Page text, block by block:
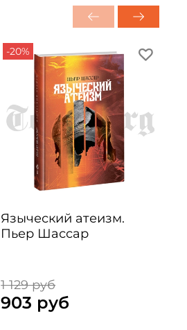
-20%
Языческий атеизм.
Пьер Шассар
1 129 руб
903 руб